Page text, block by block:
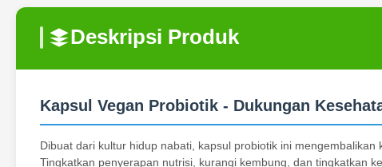
Deskripsi Produk
Kapsul Vegan Probiotik - Dukungan
Dibuat dari kultur hidup nabati, kapsul probiotik ini
Tingkatkan penyerapan nutrisi, kurangi kembung, dan tingkatkan